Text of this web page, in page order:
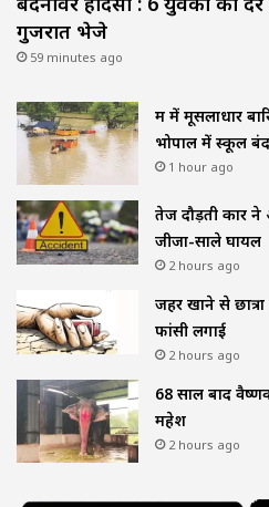
गुजरात भेजे
59 minutes ago
मप्र में मूसलाधार
भोपाल में स्कूल बंद
1 hour ago
तेज दौड़ती कार ने
जीजा-साले घायल
2 hours ago
जहर खाने से छात्रा
फांसी लगाई
2 hours ago
68 साल बाद
महेश
2 hours ago